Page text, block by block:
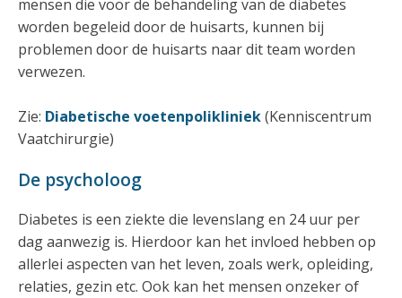
mensen die voor de behandeling van de diabetes
worden begeleid door de huisarts, kunnen bij
problemen door de huisarts naar dit team worden
verwezen.
Zie: Diabetische voetenpolikliniek(Kenniscentrum
Vaatchirurgie)
De psycholoog
Diabetes is een ziekte die levenslang en 24 uur per
dag aanwezig is. Hierdoor kan het invloed hebben op
allerlei aspecten van het leven, zoals werk, opleiding,
relaties, gezin etc. Ook kan het mensen onzeker of